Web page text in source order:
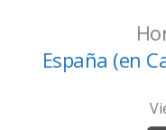
España (en